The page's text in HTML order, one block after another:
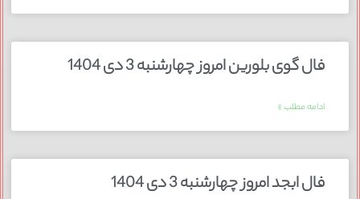
فال گوی بلورین امروز چهارشنبه 3 دی 1404
ادامه مطلب »
فال ابجد امروز چهارشنبه 3 دی 1404